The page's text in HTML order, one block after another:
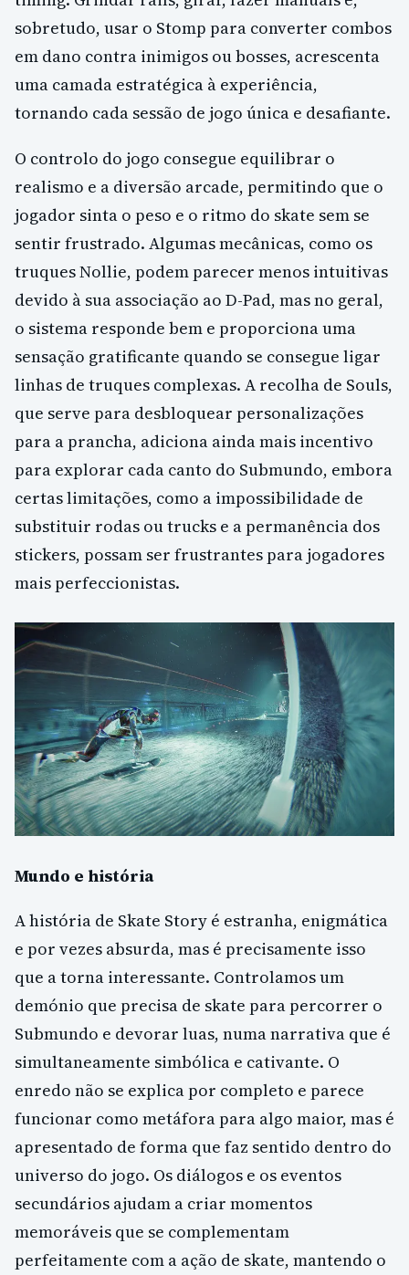
sobretudo, usar o Stomp para converter combos
em dano contra inimigos ou bosses, acrescenta
uma camada estratégica à experiência,
tornando cada sessão de jogo única e desafiante.
O controlo do jogo consegue equilibrar o
realismo e a diversão arcade, permitindo que o
jogador sinta o peso e o ritmo do skate sem se
sentir frustrado. Algumas mecânicas, como os
truques Nollie, podem parecer menos intuitivas
devido à sua associação ao D-Pad, mas no geral,
o sistema responde bem e proporciona uma
sensação gratificante quando se consegue ligar
linhas de truques complexas. A recolha de Souls,
que serve para desbloquear personalizações
para a prancha, adiciona ainda mais incentivo
para explorar cada canto do Submundo, embora
certas limitações, como a impossibilidade de
substituir rodas ou trucks e a permanência dos
stickers, possam ser frustrantes para jogadores
mais perfeccionistas.
Mundo e história
A história de Skate Story é estranha, enigmática
e por vezes absurda, mas é precisamente isso
que a torna interessante. Controlamos um
demónio que precisa de skate para percorrer o
Submundo e devorar luas, numa narrativa que é
simultaneamente simbólica e cativante. O
enredo não se explica por completo e parece
funcionar como metáfora para algo maior, mas é
apresentado de forma que faz sentido dentro do
universo do jogo. Os diálogos e os eventos
secundários ajudam a criar momentos
memoráveis que se complementam
perfeitamente com a ação de skate, mantendo o